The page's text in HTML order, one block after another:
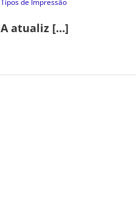
Tipos de Impressão
A atualiz […]